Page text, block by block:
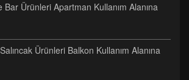
Ürünleri Apartman Kullanım Alanına
Ürünleri Balkon Kullanım Alanına